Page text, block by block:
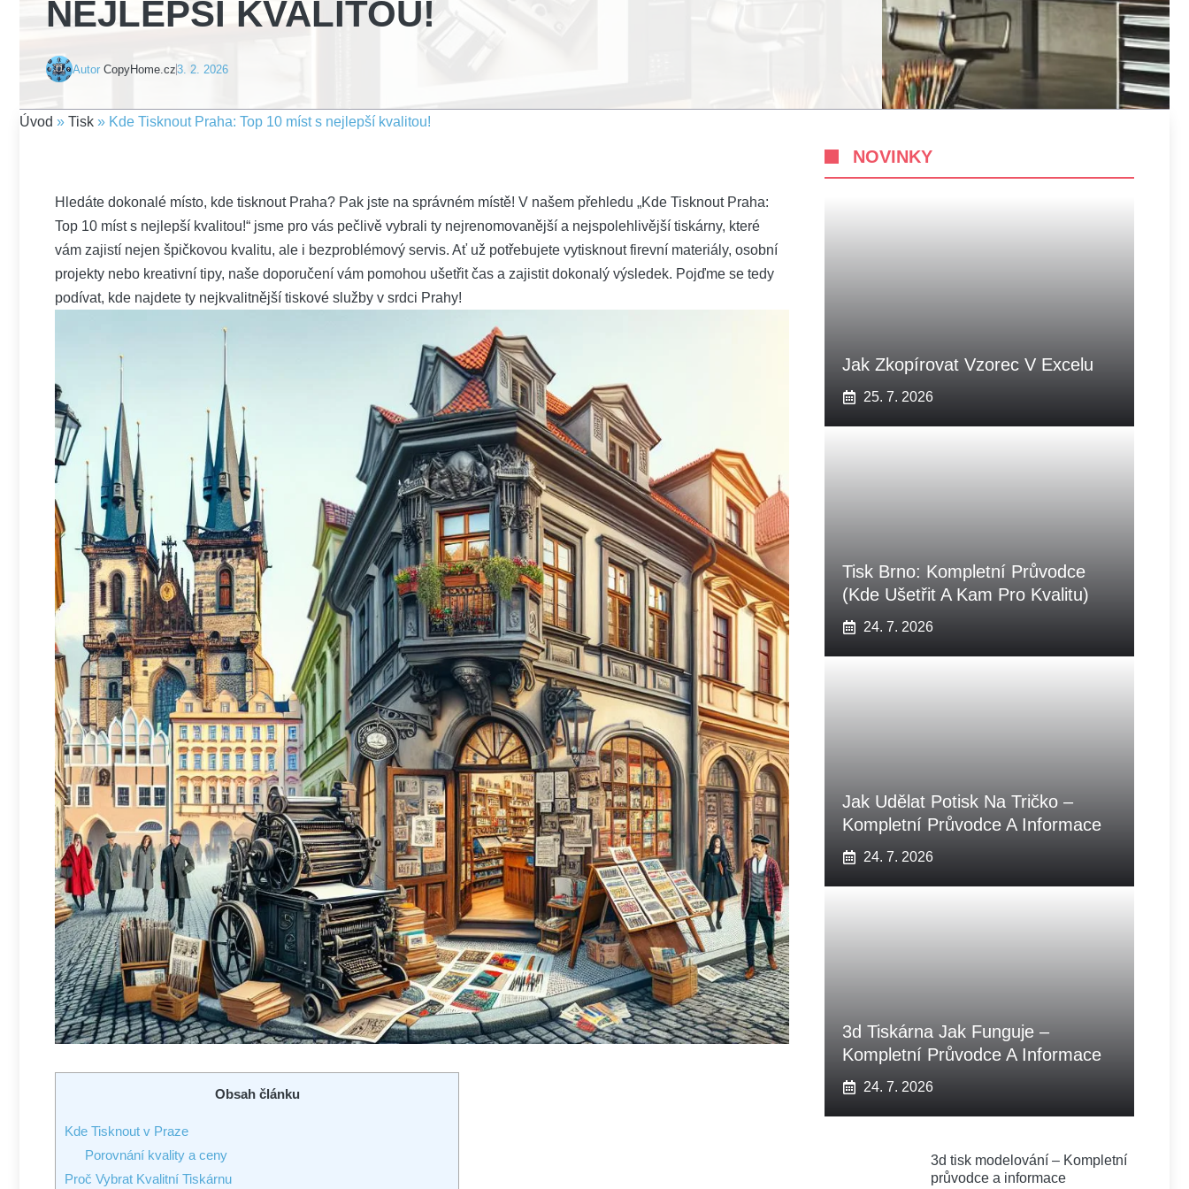
NEJLEPŠÍ KVALITOU!
Autor CopyHome.cz3. 2. 2026
Úvod » Tisk » Kde Tisknout Praha: Top 10 míst s nejlepší kvalitou!
Hledáte dokonalé místo, kde tisknout Praha? Pak⁢ jste na ⁤správném místě! V našem přehledu „Kde Tisknout Praha:⁤
Top 10 míst s nejlepší kvalitou!“ jsme ‌pro vás pečlivě vybrali ty nejrenomovanější a nejspolehlivější tiskárny, které
vám zajistí nejen⁤ špičkovou ‌kvalitu, ale i bezproblémový servis. Ať už potřebujete vytisknout firevní materiály, osobní
⁤projekty nebo kreativní tipy, naše doporučení vám pomohou ušetřit čas ​a zajistit dokonalý​ výsledek. Pojďme se tedy
podívat, ​kde najdete ty nejkvalitnější tiskové služby v​ srdci Prahy!
Obsah článku
Kde Tisknout v Praze
Porovnání kvality a ceny
Proč Vybrat Kvalitní Tiskárnu
NOVINKY
Jak Zkopírovat Vzorec V Excelu
25. 7. 2026
Tisk Brno: Kompletní Průvodce
(Kde Ušetřit A Kam Pro Kvalitu)
24. 7. 2026
Jak Udělat Potisk Na Tričko –
Kompletní Průvodce A Informace
24. 7. 2026
3d Tiskárna Jak Funguje –
Kompletní Průvodce A Informace
24. 7. 2026
3d tisk modelování – Kompletní
průvodce a informace